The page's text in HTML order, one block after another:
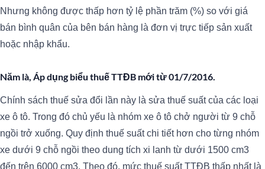
Nhưng không được thấp hơn tỷ lệ phần trăm (%) so với giá
bán bình quân của bên bán hàng là đơn vị trực tiếp sản xuất
hoặc nhập khẩu.
Năm là, Áp dụng biểu thuế TTĐB mới từ 01/7/2016.
Chính sách thuế sửa đổi lần này là sửa thuế suất của các loại
xe ô tô. Trong đó chủ yếu là nhóm xe ô tô chở người từ 9 chỗ
ngồi trở xuống. Quy định thuế suất chi tiết hơn cho từng nhóm
xe dưới 9 chỗ ngồi theo dung tích xi lanh từ dưới 1500 cm3
đến trên 6000 cm3. Theo đó, mức thuế suất TTĐB thấp nhất là